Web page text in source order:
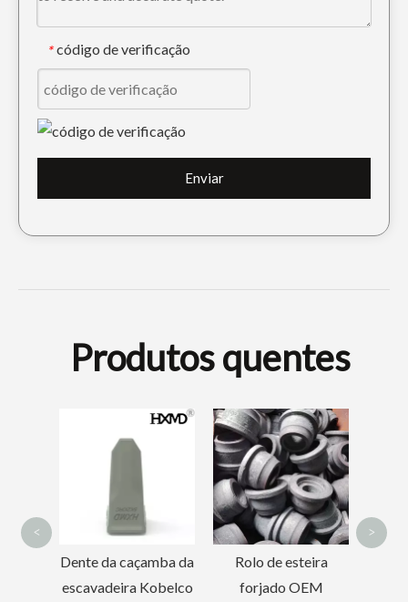
* código de verificação
Enviar
Produtos quentes
Dente da caçamba da
escavadeira Kobelco
Rolo de esteira
forjado OEM
< >